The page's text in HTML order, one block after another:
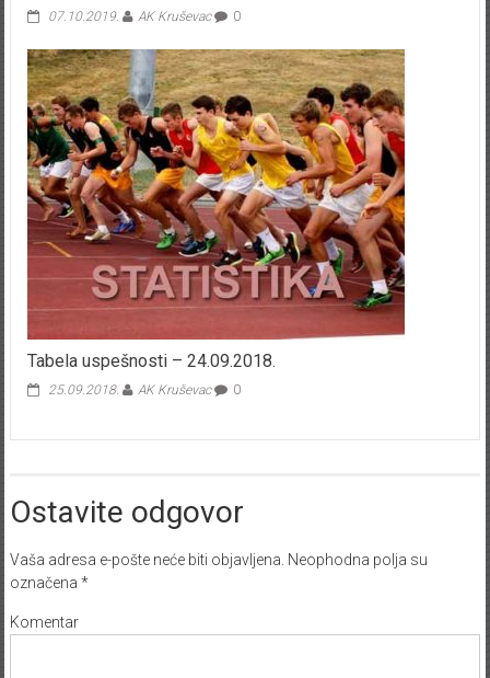
07.10.2019. AK Kruševac 0
Tabela uspešnosti – 24.09.2018.
25.09.2018. AK Kruševac 0
Ostavite odgovor
Vaša adresa e-pošte neće biti objavljena. Neophodna polja su
označena *
Komentar